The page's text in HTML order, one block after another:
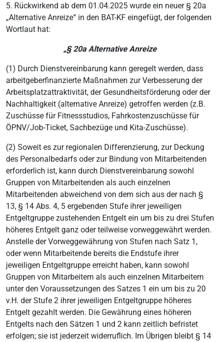
5. Rückwirkend ab dem 01.04.2025 wurde ein neuer § 20a
„Alternative Anreize“ in den BAT-KF eingefügt, der folgenden
Wortlaut hat:
„§ 20a Alternative Anreize
(1) Durch Dienstvereinbarung kann geregelt werden, dass
arbeitgeberfinanzierte Maßnahmen zur Verbesserung der
Arbeitsplatzattraktivität, der Gesundheitsförderung oder der
Nachhaltigkeit (alternative Anreize) getroffen werden (z.B.
Zuschüsse für Fitnessstudios, Fahrkostenzuschüsse für
ÖPNV/Job-Ticket, Sachbezüge und Kita-Zuschüsse).
(2) Soweit es zur regionalen Differenzierung, zur Deckung
des Personalbedarfs oder zur Bindung von Mitarbeitenden
erforderlich ist, kann durch Dienstvereinbarung sowohl
Gruppen von Mitarbeitenden als auch einzelnen
Mitarbeitenden abweichend von dem sich aus der nach §
13, § 14 Abs. 4, 5 ergebenden Stufe ihrer jeweiligen
Entgeltgruppe zustehenden Entgelt ein um bis zu drei Stufen
höheres Entgelt ganz oder teilweise vorweggewährt werden.
Anstelle der Vorweggewährung von Stufen nach Satz 1,
oder wenn Mitarbeitende bereits die Endstufe ihrer
jeweiligen Entgeltgruppe erreicht haben, kann sowohl
Gruppen von Mitarbeitern als auch einzelnen Mitarbeitern
unter den Voraussetzungen des Satzes 1 ein um bis zu 20
v.H. der Stufe 2 ihrer jeweiligen Entgeltgruppe höheres
Entgelt gezahlt werden. Die Gewährung eines höheren
Entgelts nach den Sätzen 1 und 2 kann zeitlich befristet
erfolgen; sie ist jederzeit widerruflich. Im Übrigen bleibt § 14